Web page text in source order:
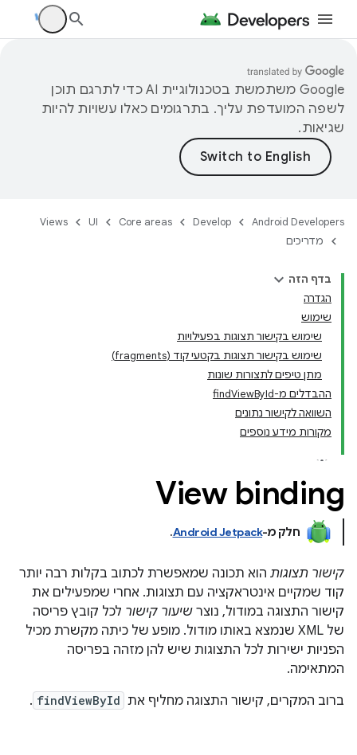
‫Google משתמשת בטכנולוגיית AI כדי לתרגם תוכן
לשפה המועדפת עליך. בתרגומים כאלו עשויות להיות
שגיאות.
Android Developers
Develop
Core areas
UI
Views
מדריכים
בדף הזה
הגדרה
שימוש
שימוש בקישור תצוגות בפעילויות
שימוש בקישור תצוגות בקטעי קוד (fragments)
מתן טיפים לתצורות שונות
ההבדלים מ-findViewById
השוואה לקישור נתונים
מקורות מידע נוספים
View binding
חלק מ-Android Jetpack
.
קישור תצוגות הוא תכונה שמאפשרת לכתוב בקלות רבה יותר
קוד שמקיים אינטראקציה עם תצוגות. אחרי שמפעילים את
קישור התצוגה במודול, נוצר שיעור קישור לכל קובץ פריסה
של XML שנמצא באותו מודול. מופע של כיתה מקשרת מכיל
הפניות ישירות לכל התצוגות שיש להן מזהה בפריסה
המתאימה.
ברוב המקרים, קישור התצוגה מחליף את findViewById
.